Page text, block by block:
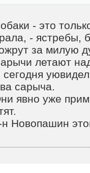
- это
- ястребы,
за милую
летают
сегодня
сарыча.
явно уже
н Новопашин